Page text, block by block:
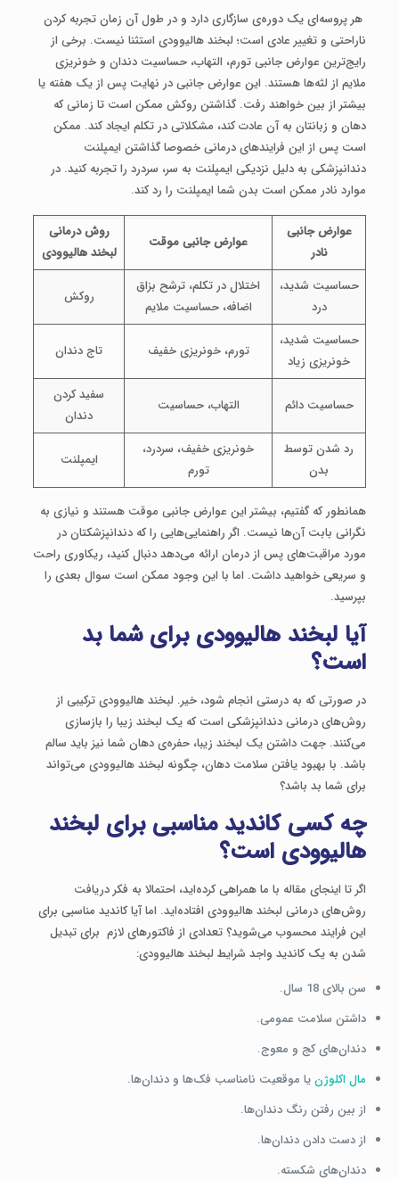
هر پروسه‌ای یک دوره‌ی سازگاری دارد و در طول آن زمان تجربه کردن
ناراحتی و تغییر عادی است؛ لبخند هالیوودی استثنا نیست. برخی از
رایج‌ترین عوارض جانبی تورم، التهاب، حساسیت دندان و خونریزی
ملایم از لثه‌ها هستند. این عوارض جانبی در نهایت پس از یک هفته یا
بیشتر از بین خواهند رفت. گذاشتن روکش ممکن است تا زمانی که
دهان و زبانتان به آن عادت کند، مشکلاتی در تکلم ایجاد کند. ممکن
است پس از این فرایندهای درمانی خصوصا گذاشتن ایمپلنت
دندانپزشکی به دلیل نزدیکی ایمپلنت به سر، سردرد را تجربه کنید. در
موارد نادر ممکن است بدن شما ایمپلنت را رد کند.
عوارض جانبی
نادر
عوارض جانبی موقت
روش درمانی
لبخند هالیوودی
حساسیت شدید،
درد
اختلال در تکلم، ترشح بزاق
اضافه، حساسیت ملایم
روکش
حساسیت شدید،
خونریزی زیاد
تورم، خونریزی خفیف تاج دندان
حساسیت دائم التهاب، حساسیت
سفید کردن
دندان
رد شدن توسط
بدن
خونریزی خفیف، سردرد،
تورم
ایمپلنت
همانطور که گفتیم، بیشتر این عوارض جانبی موقت هستند و نیازی به
نگرانی بابت آن‌ها نیست. اگر راهنمایی‌هایی را که دندانپزشکتان در
مورد مراقبت‌های پس از درمان ارائه می‌دهد دنبال کنید، ریکاوری راحت
و سریعی خواهید داشت. اما با این وجود ممکن است سوال بعدی را
بپرسید.
آیا لبخند هالیوودی برای شما بد
است؟
در صورتی که به درستی انجام شود، خیر. لبخند هالیوودی ترکیبی از
روش‌های درمانی دندانپزشکی است که یک لبخند زیبا را بازسازی
می‌کنند. جهت داشتن یک لبخند زیبا، حفره‌ی دهان شما نیز باید سالم
باشد. با بهبود یافتن سلامت دهان، چگونه لبخند هالیوودی می‌تواند
برای شما بد باشد؟
چه کسی کاندید مناسبی برای لبخند
هالیوودی است؟
اگر تا اینجای مقاله با ما همراهی کرده‌اید، احتمالا به فکر دریافت
روش‌های درمانی لبخند هالیوودی افتاده‌اید. اما آیا کاندید مناسبی برای
این فرایند محسوب می‌شوید؟ تعدادی از فاکتورهای لازم برای تبدیل
شدن به یک کاندید واجد شرایط لبخند هالیوودی:
سن بالای 18 سال.
داشتن سلامت عمومی.
دندان‌های کج و معوج.
مال اکلوژنیا موقعیت نامناسب فک‌ها و دندان‌ها.
از بین رفتن رنگ دندان‌ها.
از دست دادن دندان‌ها.
دندان‌های شکسته.